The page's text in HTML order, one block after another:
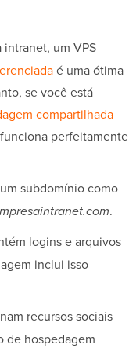
um VPS
é uma ótima
se você está
compartilhada
perfeitamente
subdomínio como
.
logins e arquivos
inclui isso
recursos sociais
de hospedagem